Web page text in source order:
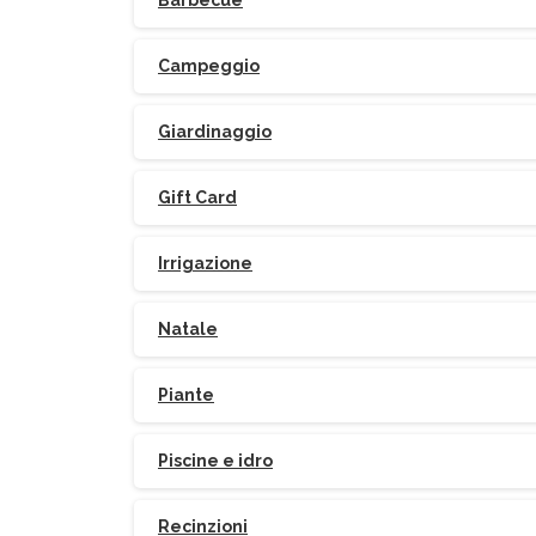
Campeggio
Giardinaggio
Gift Card
Irrigazione
Natale
Piante
Piscine e idro
Recinzioni